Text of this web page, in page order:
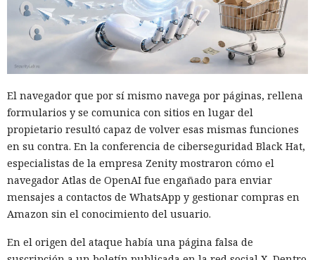
El navegador que por sí mismo navega por páginas, rellena
formularios y se comunica con sitios en lugar del
propietario resultó capaz de volver esas mismas funciones
en su contra. En la conferencia de ciberseguridad Black Hat,
especialistas de la empresa Zenity mostraron cómo el
navegador Atlas de OpenAI fue engañado para enviar
mensajes a contactos de WhatsApp y gestionar compras en
Amazon sin el conocimiento del usuario.
En el origen del ataque había una página falsa de